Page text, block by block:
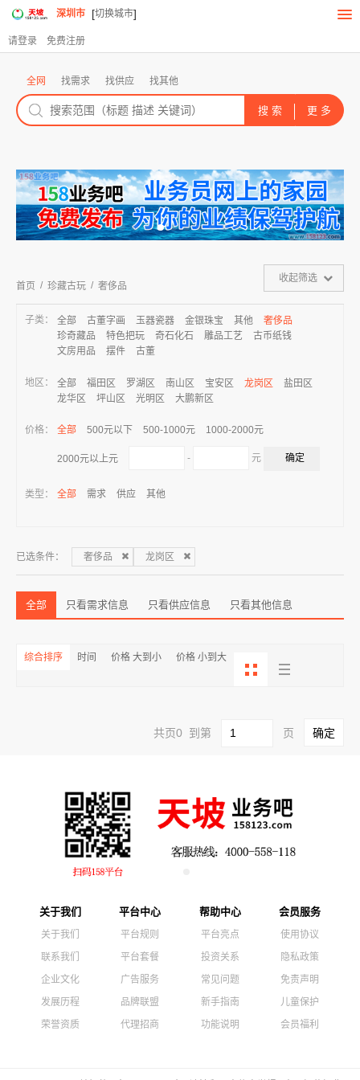
深圳市 [切换城市]
请登录 免费注册
全网 找需求 找供应 找其他
首页 / 珍藏古玩 / 奢侈品
收起筛选
子类： 全部 古董字画 玉器瓷器 金银珠宝 其他
奢侈品
珍奇藏品
特色把玩 奇石化石 雕品工艺
古币纸钱
文房用品
摆件 古董
地区： 全部 福田区 罗湖区 南山区 宝安区 龙岗区
盐田区
龙华区
坪山区 光明区 大鹏新区
价格： 全部 500元以下 500-1000元 1000-2000元
2000元以上元 - 元
类型： 全部 需求 供应 其他
已选条件： 奢侈品 龙岗区
全部 只看需求信息 只看供应信息 只看其他信息
综合排序 时间 价格 大到小 价格 小到大
共页0 到第 页
关于我们
关于我们
联系我们
企业文化
发展历程
荣誉资质
平台中心
平台规则
平台套餐
广告服务
品牌联盟
代理招商
帮助中心
平台亮点
投资关系
常见问题
新手指南
功能说明
会员服务
使用协议
隐私政策
免责声明
儿童保护
会员福利